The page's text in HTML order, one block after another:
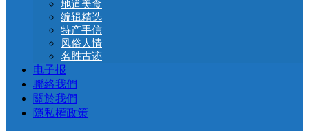
地道美食
编辑精选
特产手信
风俗人情
名胜古迹
电子报
聯絡我們
關於我們
隱私權政策